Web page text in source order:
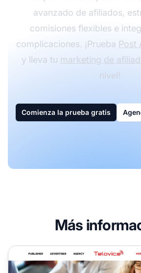
avanzado de afiliados,
comisiones flexibles e
complicaciones. ¡Prueba Post
y lleva tu marketing de
nivel!
Comienza la prueba gratis
Más
Programa de Afiliados de Telovice